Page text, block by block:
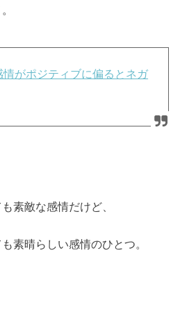
情がポジティブに偏るとネガ
素敵な感情だけど、
素晴らしい感情のひとつ。